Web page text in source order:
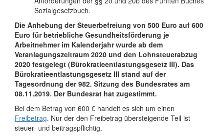
Sozialgesetzbuch.
Die Anhebung der Steuerbefreiung von 500 Euro auf 600
Euro für betriebliche Gesundheitsförderung je
Arbeitnehmer im Kalenderjahr wurde ab dem
Veranlagungszeitraum 2020 und den Lohnsteuerabzug
2020 festgelegt (Bürokratieentlastungsgesetz III). Das
Bürokratieentlastungsgesetz III stand auf der
Tagesordnung der 982. Sitzung des Bundesrates am
08.11.2019. Der Bundesrat hat zugestimmt.
Bei dem Betrag von 600 € handelt es sich um einen
Freibetrag. Nur der den Freibetrag übersteigende Teil ist
steuer- und beitragspflichtig.